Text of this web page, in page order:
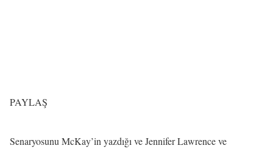
PAYLAŞ
Senaryosunu McKay’in yazdığı ve Jennifer Lawrence ve